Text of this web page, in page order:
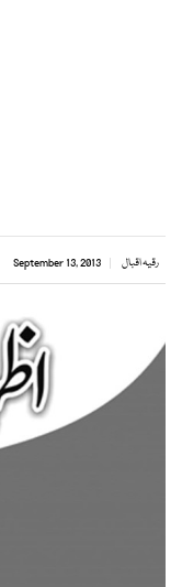
رقیہ اقبال September 13, 2013